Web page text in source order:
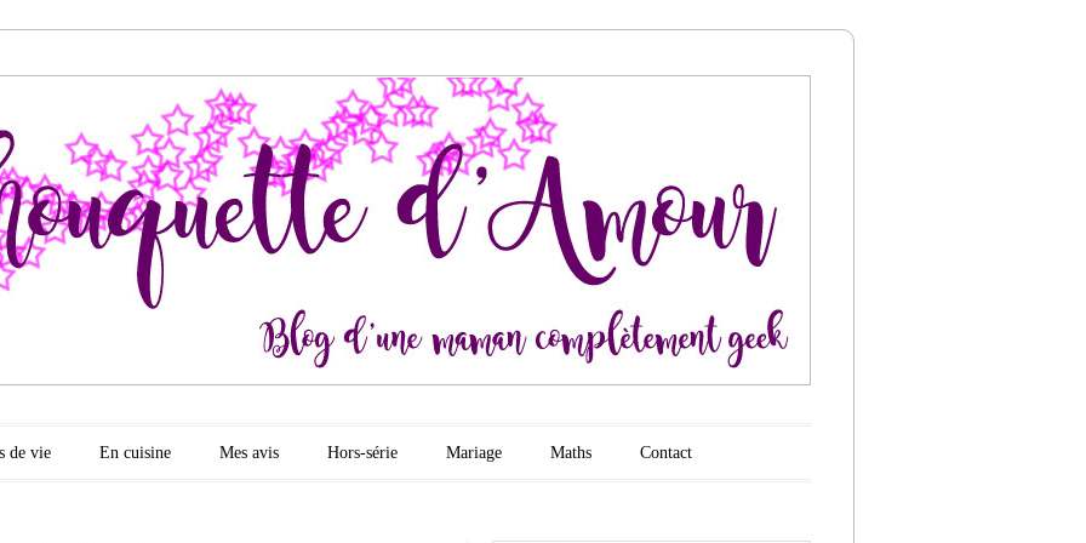
d'amour
de vie En cuisine Mes avis Hors-série Mariage Maths Contact